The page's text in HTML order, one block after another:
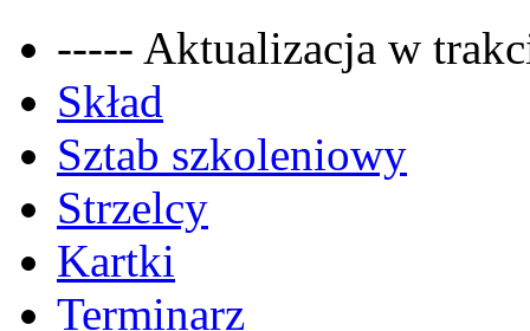
----- Aktualizacja w
Skład
Sztab szkoleniowy
Strzelcy
Kartki
Terminarz